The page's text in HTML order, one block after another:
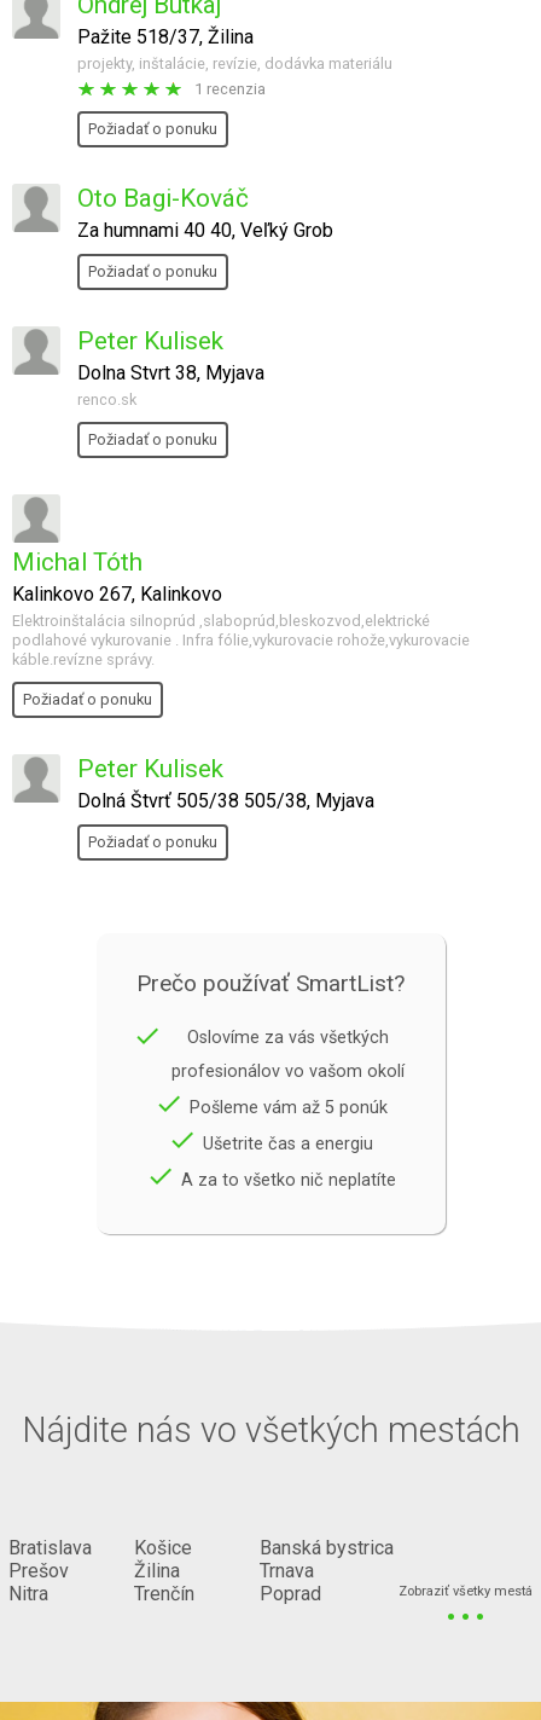
Pažite 518/37, Žilina
projekty, inštalácie, revízie, dodávka materiálu
1 recenzia
Požiadať o ponuku
Oto Bagi-Kováč
Za humnami 40 40, Veľký Grob
Požiadať o ponuku
Peter Kulisek
Dolna Stvrt 38, Myjava
renco.sk
Požiadať o ponuku
Michal Tóth
Kalinkovo 267, Kalinkovo
Elektroinštalácia silnoprúd ,slaboprúd,bleskozvod,elektrické
podlahové vykurovanie . Infra fólie,vykurovacie rohože,vykurovacie
káble.revízne správy.
Požiadať o ponuku
Peter Kulisek
Dolná Štvrť 505/38 505/38, Myjava
Požiadať o ponuku
Prečo používať SmartList?
done
Oslovíme za vás všetkých
profesionálov vo vašom okolí
done Pošleme vám až 5 ponúk
done Ušetrite čas a energiu
done A za to všetko nič neplatíte
Nájdite nás vo všetkých mestách
Bratislava
Prešov
Nitra
Košice
Žilina
Trenčín
Banská bystrica
Trnava
Poprad
Zobraziť všetky mestá
...